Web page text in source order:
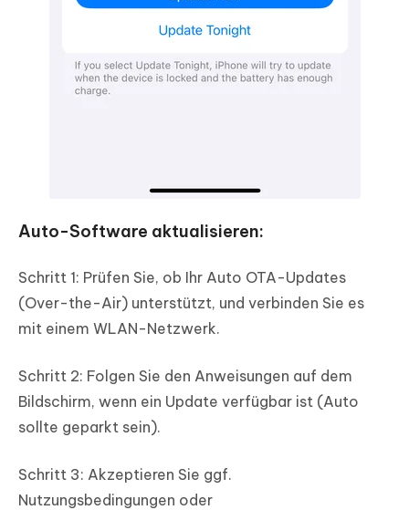
Auto-Software aktualisieren:
Schritt 1: Prüfen Sie, ob Ihr Auto OTA-Updates
(Over-the-Air) unterstützt, und verbinden Sie es
mit einem WLAN-Netzwerk.
Schritt 2: Folgen Sie den Anweisungen auf dem
Bildschirm, wenn ein Update verfügbar ist (Auto
sollte geparkt sein).
Schritt 3: Akzeptieren Sie ggf.
Nutzungsbedingungen oder